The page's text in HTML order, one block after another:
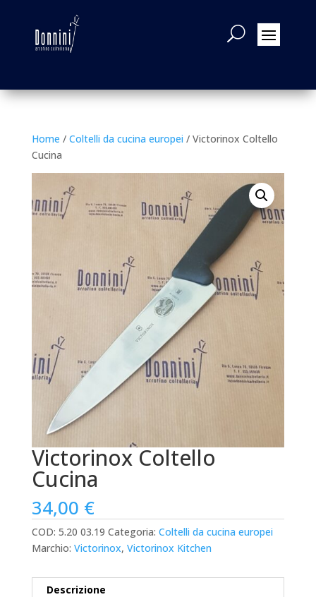
Home / Coltelli da cucina europei / Victorinox Coltello
Cucina
Victorinox Coltello
Cucina
34,00 €
COD: 5.20 03.19 Categoria: Coltelli da cucina europei
Marchio: Victorinox, Victorinox Kitchen
Descrizione